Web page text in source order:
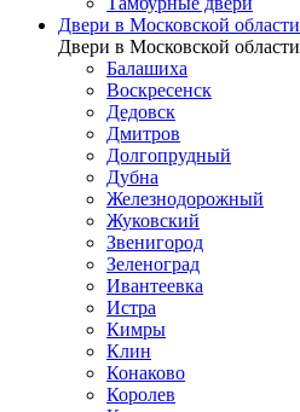
Двери в Московской области
Двери в Московской области
Балашиха
Воскресенск
Дедовск
Дмитров
Долгопрудный
Дубна
Железнодорожный
Жуковский
Звенигород
Зеленоград
Ивантеевка
Истра
Кимры
Клин
Конаково
Королев